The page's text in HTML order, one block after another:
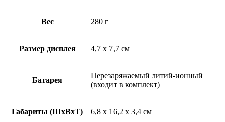
Вес 280 г
Размер дисплея 4,7 x 7,7 см
Батарея
Перезаряжаемый литий-ионный
(входит в комплект)
Габариты (ШхВхТ) 6,8 x 16,2 x 3,4 см